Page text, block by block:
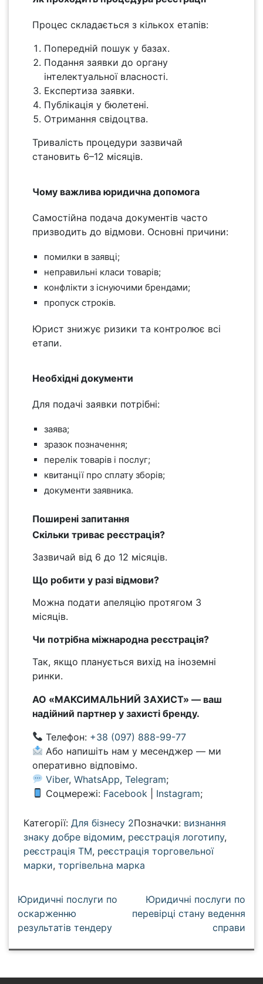
Процес складається з кількох етапів:
Попередній пошук у базах.
Подання заявки до органу
інтелектуальної власності.
Експертиза заявки.
Публікація у бюлетені.
Отримання свідоцтва.
Тривалість процедури зазвичай
становить 6–12 місяців.
Чому важлива юридична допомога
Самостійна подача документів часто
призводить до відмови. Основні причини:
помилки в заявці;
неправильні класи товарів;
конфлікти з існуючими брендами;
пропуск строків.
Юрист знижує ризики та контролює всі
етапи.
Необхідні документи
Для подачі заявки потрібні:
заява;
зразок позначення;
перелік товарів і послуг;
квитанції про сплату зборів;
документи заявника.
Поширені запитання
Скільки триває реєстрація?
Зазвичай від 6 до 12 місяців.
Що робити у разі відмови?
Можна подати апеляцію протягом 3
місяців.
Чи потрібна міжнародна реєстрація?
Так, якщо планується вихід на іноземні
ринки.
АО «МАКСИМАЛЬНИЙ ЗАХИСТ» — ваш
надійний партнер у захисті бренду.
Телефон: +38 (097) 888-99-77
Або напишіть нам у месенджер — ми
оперативно відповімо.
Viber,WhatsApp,Telegram;
Соцмережі: Facebook Instagram;
Категорії: Для бізнесу 2Позначки: визнання
знаку добре відомим, реєстрація логотипу,
реєстрація ТМ, реєстрація торговельної
марки, торгівельна марка
Н
а
в
і
а
Юридичні послуги по
оскарженню
результатів тендеру
Юридичні послуги по
перевірці стану ведення
справи